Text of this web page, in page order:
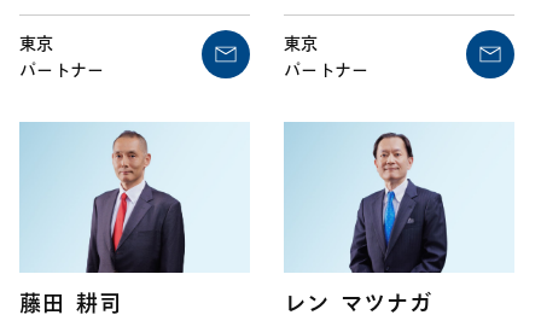
東京
パートナー
東京
パートナー
藤田 耕司 レン マツナガ